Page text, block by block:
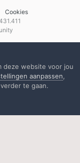
Cookies
deze website voor jou
aanpassen,
te gaan.